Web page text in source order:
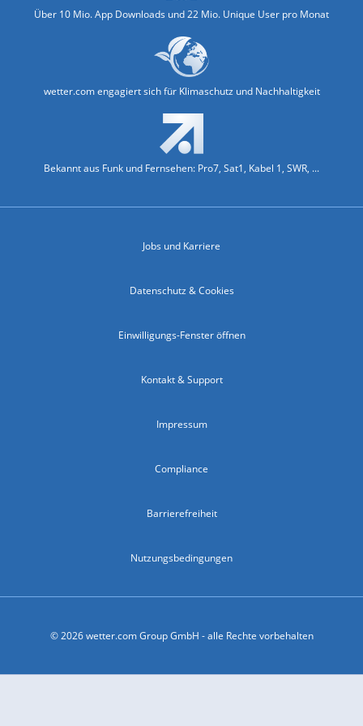
Über 10 Mio. App Downloads und 22 Mio. Unique User pro Monat
wetter.com engagiert sich für Klimaschutz und Nachhaltigkeit
Bekannt aus Funk und Fernsehen: Pro7, Sat1, Kabel 1, SWR, ...
Jobs und Karriere
Datenschutz & Cookies
Einwilligungs-Fenster öffnen
Kontakt & Support
Impressum
Compliance
Barrierefreiheit
Nutzungsbedingungen
© 2026 wetter.com Group GmbH - alle Rechte vorbehalten